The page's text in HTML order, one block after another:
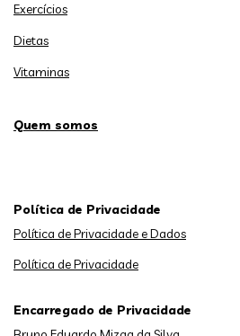
Exercícios
Dietas
Vitaminas
Quem somos
Política de Privacidade
Política de Privacidade e Dados
Política de Privacidade
Encarregado de Privacidade